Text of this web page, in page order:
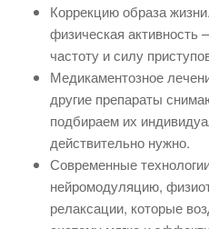
Коррекцию образа
физическая активность
частоту и силу
Медикаментозное
другие препараты
подбираем их
действительно нужно.
Современные
нейромодуляцию,
релаксации, которые